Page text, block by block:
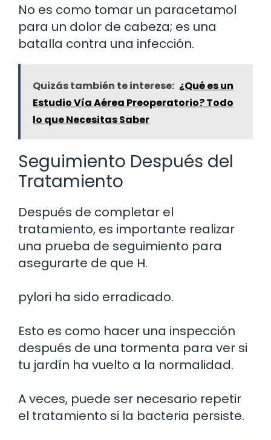
No es como tomar un paracetamol
para un dolor de cabeza; es una
batalla contra una infección.
Quizás también te interese: ¿Qué es un
Estudio Vía Aérea Preoperatorio? Todo
lo que Necesitas Saber
Seguimiento Después del
Tratamiento
Después de completar el
tratamiento, es importante realizar
una prueba de seguimiento para
asegurarte de que H.
pylori ha sido erradicado.
Esto es como hacer una inspección
después de una tormenta para ver si
tu jardín ha vuelto a la normalidad.
A veces, puede ser necesario repetir
el tratamiento si la bacteria persiste.